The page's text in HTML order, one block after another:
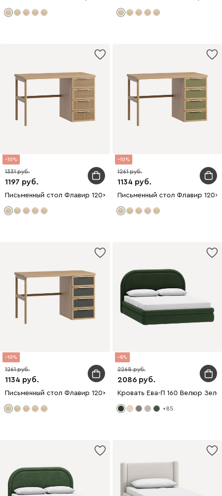
10
1197
1331
Письменный стол Флавир 120x60 Ротанг
10
1134
1261
Письменный стол Флавир
10
1134
1261
Письменный стол Флавир 120x60 Рогожка Графитовый
8
2086
2268
Кровать Ева-П 160 Велюр
+85